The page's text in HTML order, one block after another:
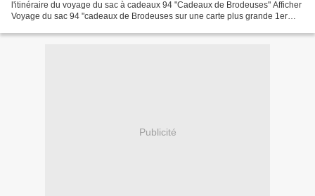
l'itinéraire du voyage du sac à cadeaux 94 "Cadeaux de Brodeuses" Afficher
Voyage du sac 94 "cadeaux de Brodeuses sur une carte plus grande 1er
Publicité